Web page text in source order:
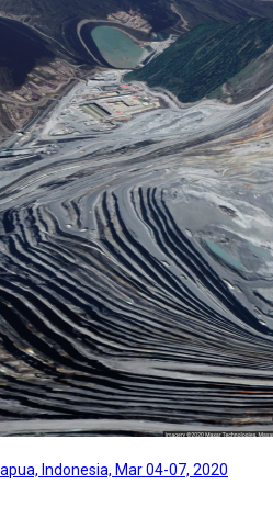
Indonesia, Mar 04-07, 2020